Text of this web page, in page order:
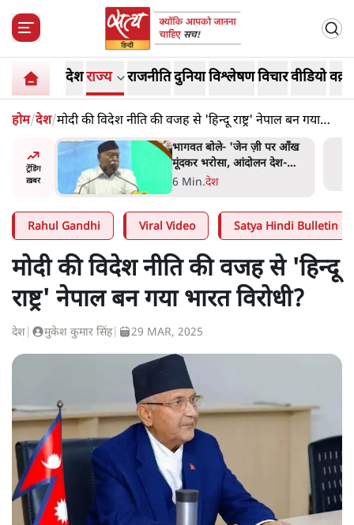
देशराज्य राजनीतिदुनियाविश्लेषणविचारवीडियो
होम/देश/मोदी की विदेश नीति की वजह से 'हिन्दू राष्ट्र' नेपाल बन गया
भारत विरोधी?
ट्रेंडिंग
ख़बर
की मरम्मत
भागवत बोले- 'जेन ज़ी पर आँख
मूंदकर भरोसा, आंदोलन देश-
विरोधी नहीं'; अतुल लिमये बोले थे-
6 Min.देश
Rahul Gandhi Viral Video Satya Hindi Bulletin
मोदी की विदेश नीति की वजह से 'हिन्दू
राष्ट्र' नेपाल बन गया भारत विरोधी?
देश मुकेश कुमार सिंह| 29 MAR, 2025